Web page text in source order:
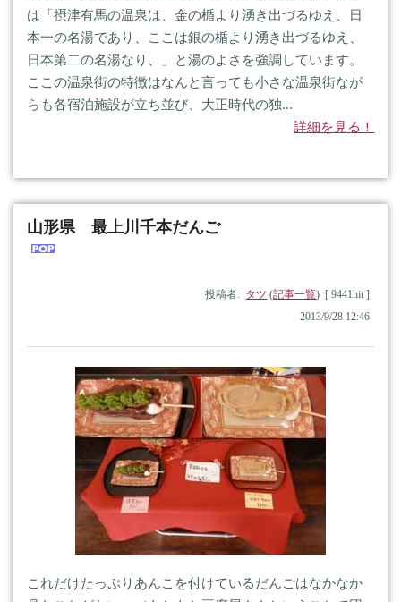
は「摂津有馬の温泉は、金の楯より湧き出づるゆえ、日
本一の名湯であり、ここは銀の楯より湧き出づるゆえ、
日本第二の名湯なり、」と湯のよさを強調しています。
ここの温泉街の特徴はなんと言っても小さな温泉街なが
らも各宿泊施設が立ち並び、大正時代の独...
詳細を見る！
山形県 最上川千本だんご
投稿者: タツ (記事一覧) [ 9441hit ]
2013/9/28 12:46
これだけたっぷりあんこを付けているだんごはなかなか